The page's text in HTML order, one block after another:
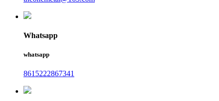
Whatsapp
whatsapp
8615222867341